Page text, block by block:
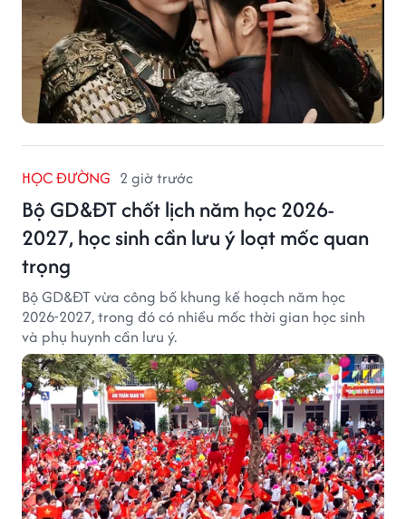
HỌC ĐƯỜNG 2 giờ trước
Bộ GD&ĐT chốt lịch năm học 2026-
2027, học sinh cần lưu ý loạt mốc quan
trọng
Bộ GD&ĐT vừa công bố khung kế hoạch năm học
2026-2027, trong đó có nhiều mốc thời gian học sinh
và phụ huynh cần lưu ý.